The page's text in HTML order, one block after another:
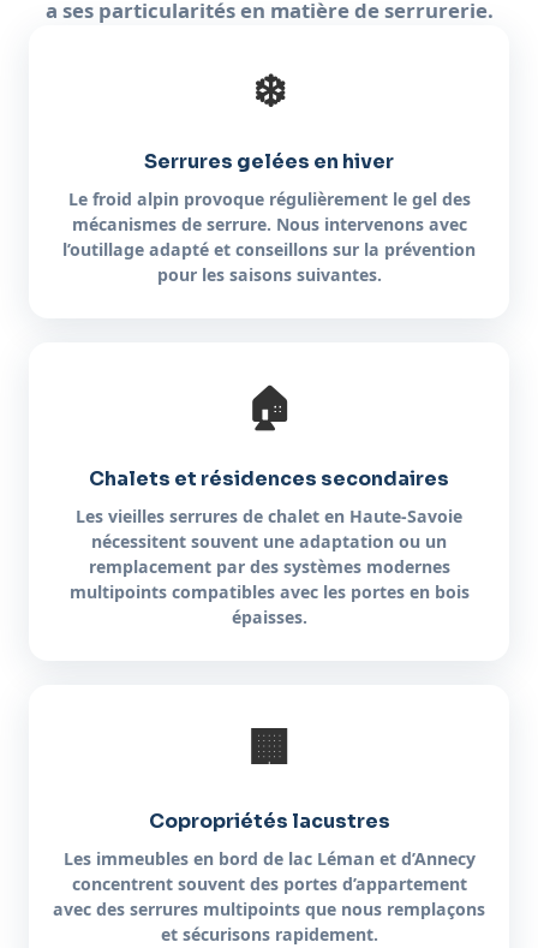
a ses particularités en matière de serrurerie.
❄️
Serrures gelées en hiver
Le froid alpin provoque régulièrement le gel des
mécanismes de serrure. Nous intervenons avec
l’outillage adapté et conseillons sur la prévention
pour les saisons suivantes.
🏠
Chalets et résidences secondaires
Les vieilles serrures de chalet en Haute-Savoie
nécessitent souvent une adaptation ou un
remplacement par des systèmes modernes
multipoints compatibles avec les portes en bois
épaisses.
🏢
Copropriétés lacustres
Les immeubles en bord de lac Léman et d’Annecy
concentrent souvent des portes d’appartement
avec des serrures multipoints que nous remplaçons
et sécurisons rapidement.